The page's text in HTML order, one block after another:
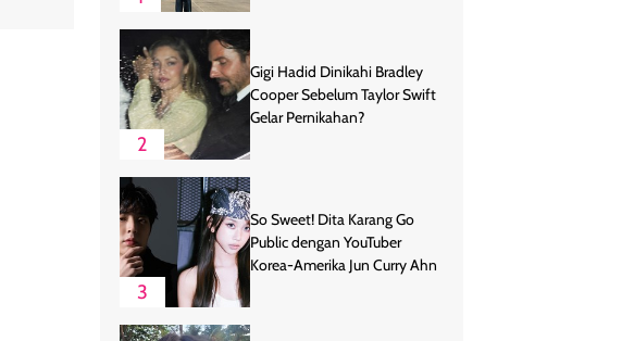
2
Gigi Hadid Dinikahi Bradley
Cooper Sebelum Taylor Swift
Gelar Pernikahan?
3
So Sweet! Dita Karang Go
Public dengan YouTuber
Korea-Amerika Jun Curry Ahn